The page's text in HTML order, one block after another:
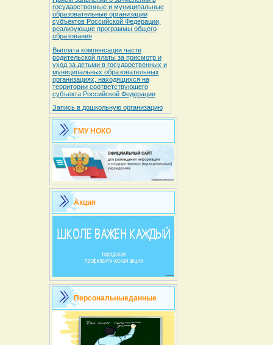
государственные и муниципальные
образовательные организации
субъектов Российской Федерации,
реализующие программы общего
образования
Выплата компенсации части
родительской платы за присмотр и
уход за детьми в государственных и
муниципальных образовательных
организациях, находящихся на
территории соответствующего
субъекта Российской Федерации
Запись в дошкольную организацию
ГМУ НОКО
Акция
Персональныеданные